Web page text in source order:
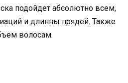
подойдет абсолютно всем,
и длинны прядей. Также
волосам.